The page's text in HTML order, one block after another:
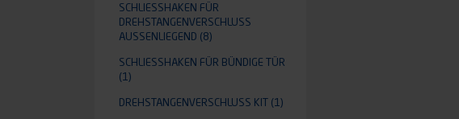
SCHLIESSHAKEN FÜR D
REHSTANGENVERSCHLUSS A
USSENLIEGEND
(8)
SCHLIESSHAKEN FÜR BÜNDIGE TÜR
(1)
DREHSTANGENVERSCHLUSS KIT
(1)